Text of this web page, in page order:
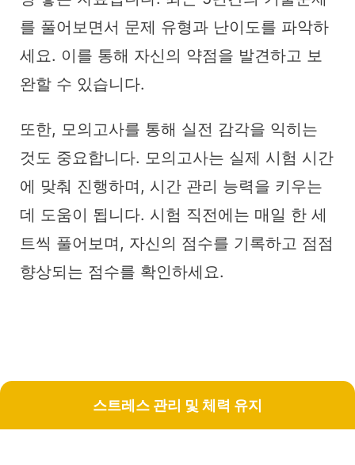
를 풀어보면서 문제 유형과 난이도를 파악하
세요. 이를 통해 자신의 약점을 발견하고 보
완할 수 있습니다.
또한, 모의고사를 통해 실전 감각을 익히는
것도 중요합니다. 모의고사는 실제 시험 시간
에 맞춰 진행하며, 시간 관리 능력을 키우는
데 도움이 됩니다. 시험 직전에는 매일 한 세
트씩 풀어보며, 자신의 점수를 기록하고 점점
향상되는 점수를 확인하세요.
스트레스 관리 및 체력 유지